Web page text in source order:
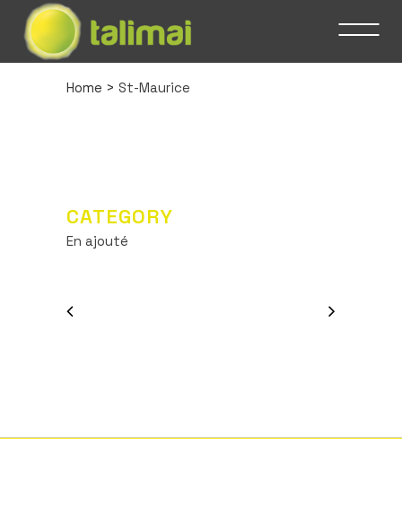
Home > St-Maurice
CATEGORY
En ajouté